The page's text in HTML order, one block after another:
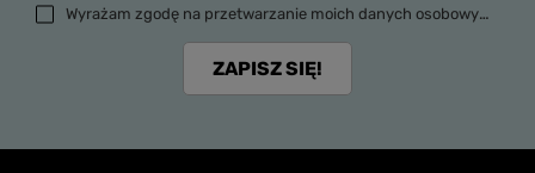
Wyrażam zgodę na przetwarzanie moich danych osobowych (adres e-mail) na potrzeby wysyłki newslettera z informacją handlową (marketing). Więcej w
ZAPISZ SIĘ!